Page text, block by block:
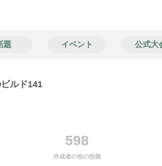
題 イベント 公式大
ルド141
598
作成者の他の投稿